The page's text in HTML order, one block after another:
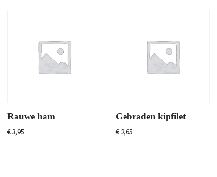
Rauwe ham
€3,95
Gebraden kipfilet
€ 2,65